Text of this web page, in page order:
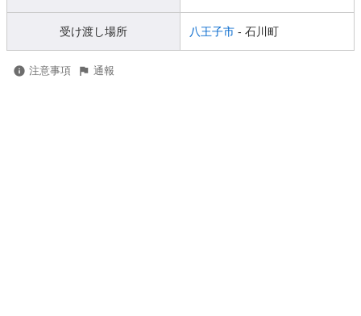
受け渡し場所 八王子市 - 石川町
注意事項 通報